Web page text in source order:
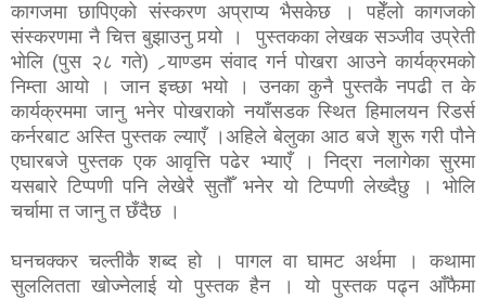
कागजमा छापिएको संस्करण अप्राप्य भैसकेछ । पहेँलो कागजको
संस्करणमा नै चित्त बुझाउनु पर्‍यो । पुस्तकका लेखक सञ्जीव उप्रेती
भोलि (पुस २८ गते) र्‍याण्डम संवाद गर्न पोखरा आउने कार्यक्रमको
निम्ता आयो । जान इच्छा भयो । उनका कुनै पुस्तकै नपढी त के
कार्यक्रममा जानु भनेर पोखराको नयाँसडक स्थित हिमालयन रिडर्स
कर्नरबाट अस्ति पुस्तक ल्याएँ ।अहिले बेलुका आठ बजे शुरू गरी पौने
एघारबजे पुस्तक एक आवृत्ति पढेर भ्याएँ । निद्रा नलागेका सुरमा
यसबारे टिप्पणी पनि लेखेरै सुतौँ भनेर यो टिप्पणी लेख्दैछु । भोलि
चर्चामा त जानु त छँदैछ ।
घनचक्कर चल्तीकै शब्द हो । पागल वा घामट अर्थमा । कथामा
सुललितता खोज्नेलाई यो पुस्तक हैन । यो पुस्तक पढ्न आँफैमा